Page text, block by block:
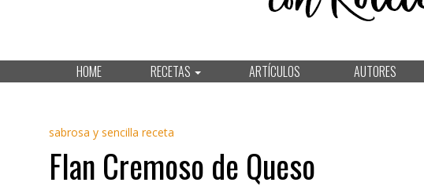
HOME RECETAS ARTÍCULOS AUTORES
sabrosa y sencilla receta
Flan Cremoso de Queso